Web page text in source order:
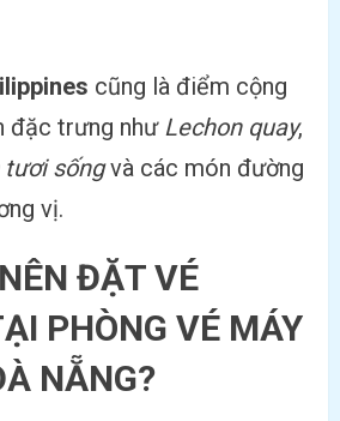
cũng là điểm cộng
đặc trưng như Lechon quay,
tươi sốngvà các món đường
vị.
ĐẶT VÉ
PHÒNG VÉ MÁY
NẴNG?